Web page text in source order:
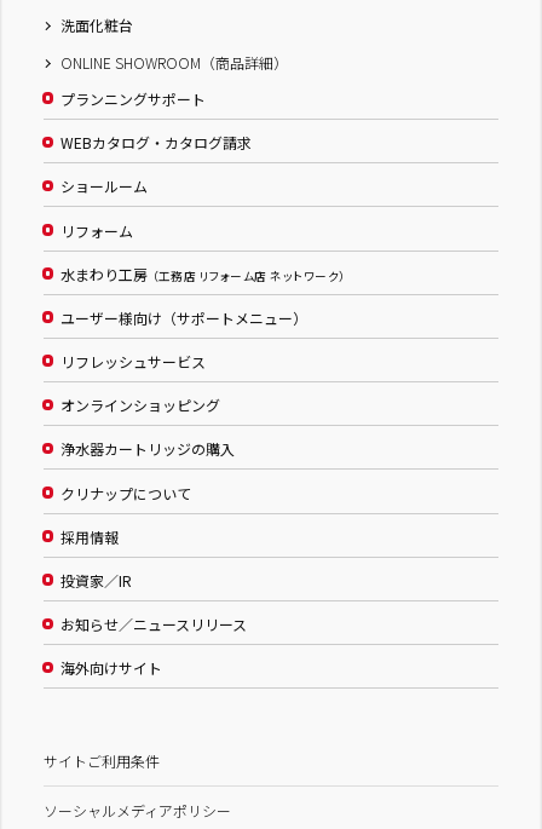
洗面化粧台
ONLINE SHOWROOM（商品詳細）
プランニングサポート
WEBカタログ・カタログ請求
ショールーム
リフォーム
水まわり工房 （工務店 リフォーム店 ネットワーク）
ユーザー様向け（サポートメニュー）
リフレッシュサービス
オンラインショッピング
浄水器カートリッジの購入
クリナップについて
採用情報
投資家／IR
お知らせ／ニュースリリース
海外向けサイト
サイトご利用条件
ソーシャルメディアポリシー